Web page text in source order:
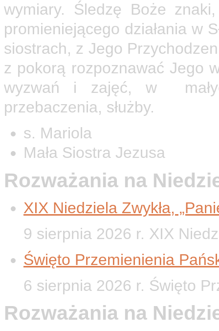
wymiary. Śledzę Boże
promieniejącego działania w
siostrach, z Jego
z pokorą rozpoznawać Jego
wyzwań i zajęć, w
przebaczenia, służby.
s. Mariola
Mała Siostra Jezusa
Rozważania na
XIX Niedziela Zwykła,
9 sierpnia 2026 r. XIX
Święto Przemienienia
6 sierpnia 2026 r. Święto
Rozważania na